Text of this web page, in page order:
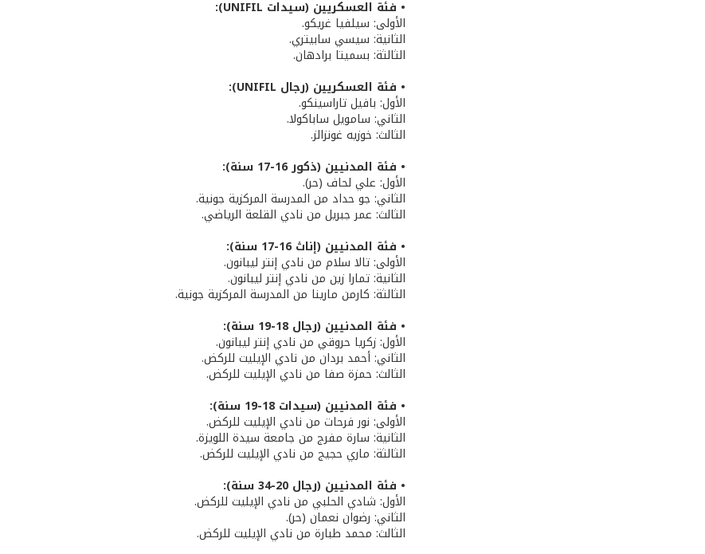
• فئة العسكريين (سيدات UNIFIL):
الأولى: سيلفيا غريكو.
الثانية: سيسي سابيتري.
الثالثة: بسميتا برادهان.
• فئة العسكريين (رجال UNIFIL):
الأول: بافيل تاراسينكو.
الثاني: سامويل ساباكولا.
الثالث: خوزيه غونزالز.
• فئة المدنيين (ذكور 16-17 سنة):
الأول: علي لحاف (حر).
الثاني: جو حداد من المدرسة المركزية جونية.
الثالث: عمر جبريل من نادي القلعة الرياضي.
• فئة المدنيين (إناث 16-17 سنة):
الأولى: تالا سلام من نادي إنتر ليبانون.
الثانية: تمارا زين من نادي إنتر ليبانون.
الثالثة: كارمن مارينا من المدرسة المركزية جونية.
• فئة المدنيين (رجال 18-19 سنة):
الأول: زكريا حروقي من نادي إنتر ليبانون.
الثاني: أحمد بردان من نادي الإيليت للركض.
الثالث: حمزة صفا من نادي الإيليت للركض.
• فئة المدنيين (سيدات 18-19 سنة):
الأولى: نور فرحات من نادي الإيليت للركض.
الثانية: سارة مفرج من جامعة سيدة اللويزة.
الثالثة: ماري حجيج من نادي الإيليت للركض.
• فئة المدنيين (رجال 20-34 سنة):
الأول: شادي الحلبي من نادي الإيليت للركض.
الثاني: رضوان نعمان (حر).
الثالث: محمد طبارة من نادي الإيليت للركض.